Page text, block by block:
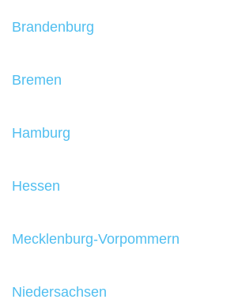
Brandenburg
Bremen
Hamburg
Hessen
Mecklenburg-Vorpommern
Niedersachsen